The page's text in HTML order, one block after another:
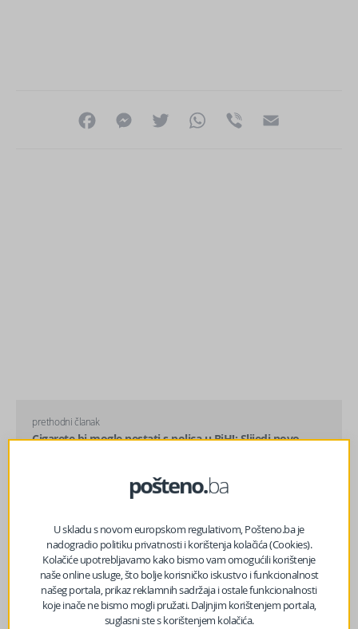
FacebookMessenger
Twitter WhatsApp
Viber
prethodni članak
Cigarete bi mogle nestati s polica u BiH!: Slijedi novo
Cigarete bi mogle nestati s polica u BiH: Trgovine gube na
svakoj kutiji
U skladu s novom europskom regulativom, Pošteno.ba je
nadogradio politiku privatnosti i korištenja kolačića (Cookies).
Kolačiće upotrebljavamo kako bismo vam omogućili korištenje
naše online usluge, što bolje korisničko iskustvo i funkcionalnost
našeg portala, prikaz reklamnih sadržaja i ostale funkcionalnosti
koje inače ne bismo mogli pružati. Daljnjim korištenjem portala,
suglasni ste s korištenjem kolačića.